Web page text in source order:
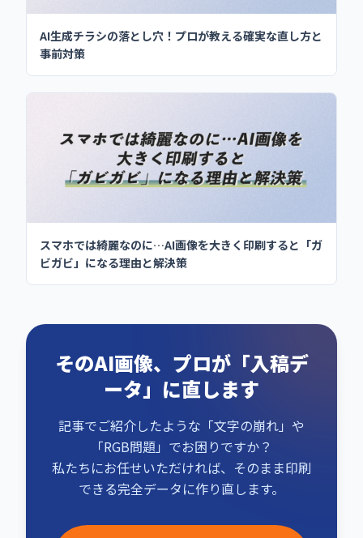
AI生成チラシの落とし穴！プロが教える確実な直し方と
事前対策
スマホでは綺麗なのに…AI画像を大きく印刷すると「ガ
ビガビ」になる理由と解決策
そのAI画像、プロが「入稿デ
ータ」に直します
記事でご紹介したような「文字の崩れ」や
「RGB問題」でお困りですか？
私たちにお任せいただければ、そのまま印刷
できる完全データに作り直します。